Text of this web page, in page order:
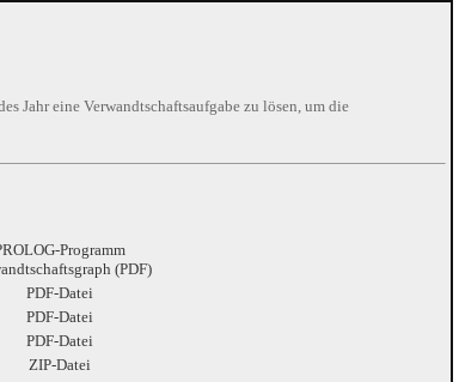
Jahr eine Verwandtschaftsaufgabe zu lösen, um die
Programm
(PDF)
PDF-Datei
PDF-Datei
PDF-Datei
ZIP-Datei